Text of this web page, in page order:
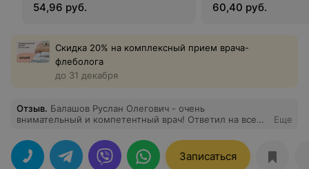
54,96 руб. 60,40 руб.
Скидка 20% на комплексный прием врача-
флеболога
до 31 декабря
Отзыв. Балашов Руслан Олегович - очень
внимательный и компетентный врач! Ответил на все
Очень довольна осталась посещением!
Еще
Записаться